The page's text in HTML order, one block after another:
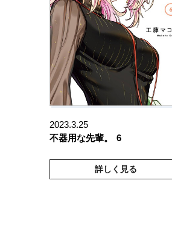
2023.3.25
不器用な先輩。
6
詳しく見る